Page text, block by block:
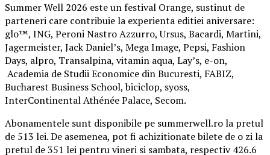
Summer Well 2026 este un festival Orange, sustinut de
parteneri care contribuie la experienta editiei aniversare:
glo™, ING, Peroni Nastro Azzurro, Ursus, Bacardi, Martini,
Jagermeister, Jack Daniel’s, Mega Image, Pepsi, Fashion
Days, alpro, Transalpina, vitamin aqua, Lay’s, e-on,
Academia de Studii Economice din Bucuresti, FABIZ,
Bucharest Business School, biciclop, syoss,
InterContinental Athénée Palace, Secom.
Abonamentele sunt disponibile pe summerwell.ro la pretul
de 513 lei. De asemenea, pot fi achizitionate bilete de o zi la
pretul de 351 lei pentru vineri si sambata, respectiv 426.6